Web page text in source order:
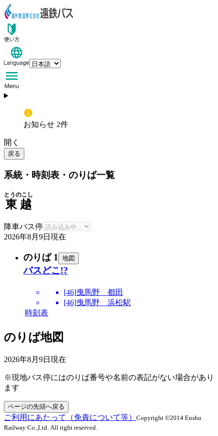
お知らせ 2件
開く
戻る
系統・時刻表・のりば一覧
東越
とうのこし
降車バス停
2026年8月9日 現在
のりば 1 地図
バスどこ!?
[46]曳馬野 都田
[46]曳馬野 浜松駅
時刻表
のりば地図
2026年8月9日 現在
※現地バス停にはのりば番号や名前の表記がない場合があり
ます
ページの先頭へ戻る
ご利用にあたって（免責について等） Copyright ©2014 Enshu
Railway Co.,Ltd. All right reserved.